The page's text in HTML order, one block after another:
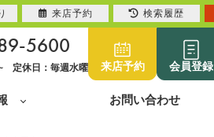
5600
定休日：毎週水曜 来店予約 会員登録
お問い合わせ
来店予約 検索履歴